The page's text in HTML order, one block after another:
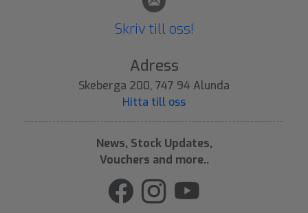
Skriv till oss!
Adress
Skeberga 200, 747 94 Alunda
Hitta till oss
News, Stock Updates,
Vouchers and more..